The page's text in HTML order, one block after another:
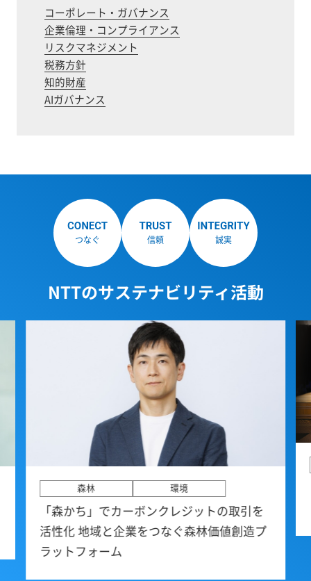
コーポレート・ガバナンス
企業倫理・コンプライアンス
リスクマネジメント
税務方針
知的財産
AIガバナンス
つなぐ 信頼 誠実
NTTのサステナビリティ活動
森林 環境
「森かち」でカーボンクレジットの取引を
活性化 地域と企業をつなぐ森林価値創造プ
ラットフォーム